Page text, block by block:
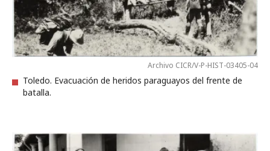
Archivo CICR/V-P-HIST-03405-04
Toledo. Evacuación de heridos paraguayos del frente de
batalla.